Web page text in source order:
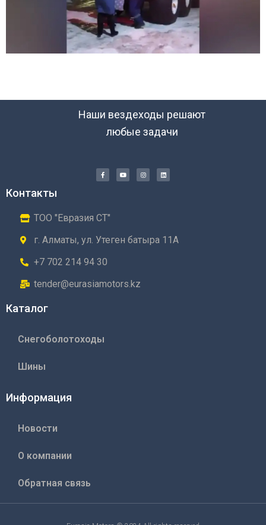
Наши вездеходы решают
любые задачи
Контакты
ТОО "Евразия СТ"
г. Алматы, ул. Утеген батыра 11А
+7 702 214 94 30
tender@eurasiamotors.kz
Каталог
Снегоболотоходы
Шины
Информация
Новости
О компании
Обратная связь